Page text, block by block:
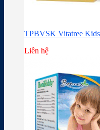
TPBVSK Vitatree
Liên hệ